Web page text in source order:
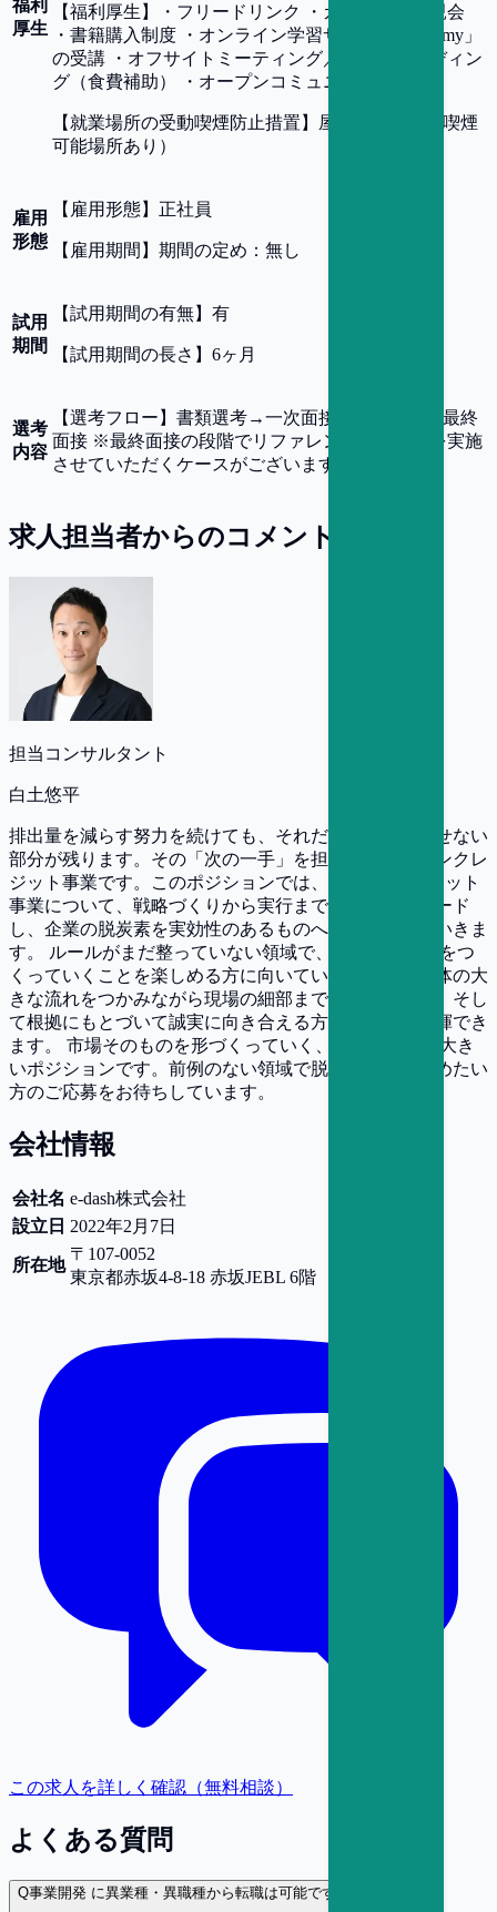
福利
厚生
【福利厚生 】
・フリードリンク ・カジュアル懇親会
・書籍購入制度 ・オンライン学習サービス「Udemy」
の受講 ・オフサイトミーティング／チームビルディン
グ（食費補助） ・オープンコミュニケーション
【 就業場所の受動喫煙防止措置 】
屋内禁煙（屋内喫煙
可能場所あり）
雇用
形態
【 雇用形態】 正社員
【 雇用期間 】 期間の定め：無し
試用
期間
【試用期間の有無】 有
【試用期間の長さ 】 6ヶ月
選考
内容
【選考フロー 】 書類選考→一次面接→二次面接→最終
面接 ※最終面接の段階でリファレンスチェックを実施
させていただくケースがございます。
求人担当者からのコメント
担当コンサルタント
白土悠平
排出量を減らす努力を続けても、それだけでは打ち消せない
部分が残ります。その「次の一手」を担うのがカーボンクレ
ジット事業です。このポジションでは、e-dashのクレジット
事業について、戦略づくりから実行までを一貫してリード
し、企業の脱炭素を実効性のあるものへと押し上げていきま
す。 ルールがまだ整っていない領域で、自らが仕組みをつ
くっていくことを楽しめる方に向いています。業界全体の大
きな流れをつかみながら現場の細部までこだわれる方、そし
て根拠にもとづいて誠実に向き合える方なら、力を発揮でき
ます。 市場そのものを形づくっていく、挑戦しがいの大き
いポジションです。前例のない領域で脱炭素を前に進めたい
方のご応募をお待ちしています。
会社情報
会社名 e-dash株式会社
設立日 2022年2月7日
所在地
〒107-0052
東京都赤坂4-8-18 赤坂JEBL 6階
この求人を詳しく確認（無料相談）
よくある質問
Q事業開発 に異業種・異職種から転職は可能ですか？